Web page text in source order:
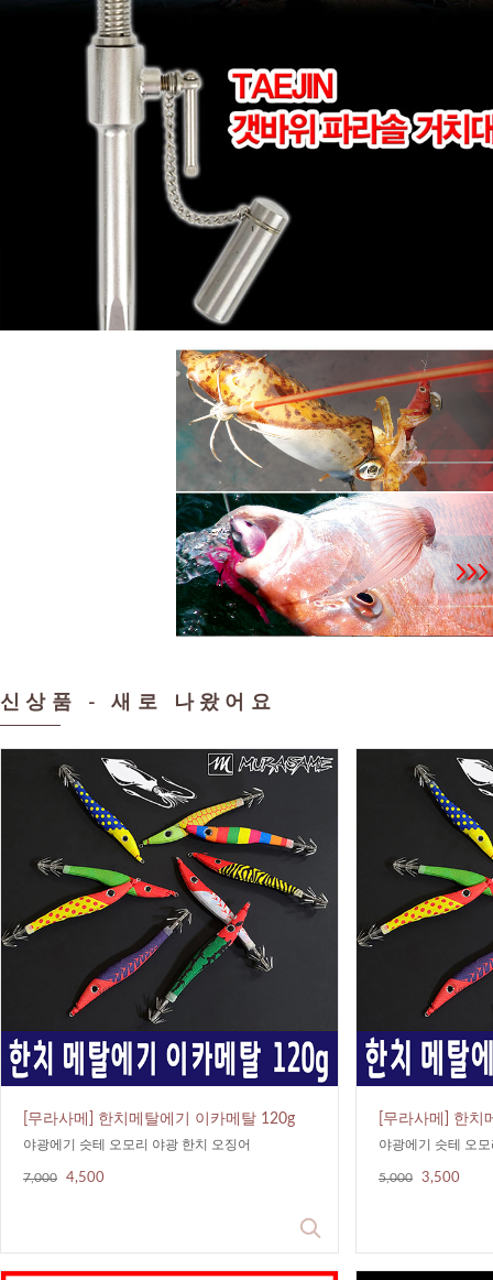
[락크웰] 3단 로드스탠드 옐로우 / 레드 /
민트
메이호, 락크웰 등 타사 태클박스에 호환 가능
10,000
신상품 - 새로 나왔어요
[무라사메] 한치메탈에기 이카메탈 120g
야광에기 슷테 오모리 야광 한치 오징어
7,000 4,500
[무라사메] 한치
야광에기 슷테 오
5,000 3,500